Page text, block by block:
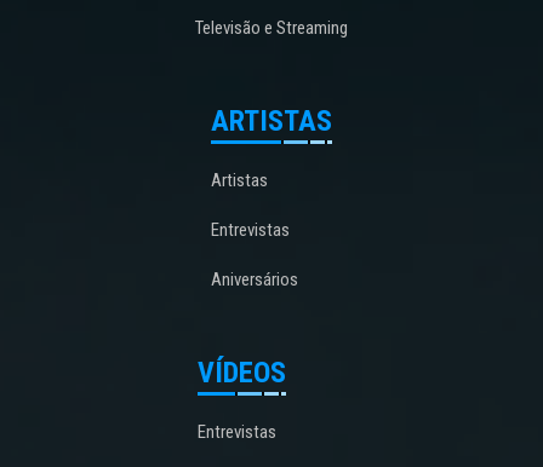
Televisão e Streaming
ARTISTAS
Artistas
Entrevistas
Aniversários
VÍDEOS
Entrevistas